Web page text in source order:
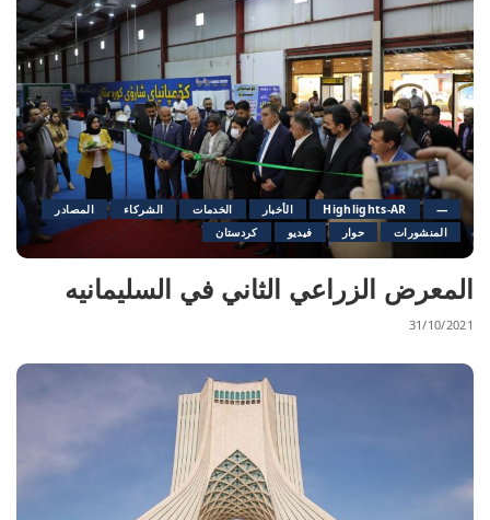
—
Highlights-AR الأخبار الخدمات الشرکاء
المصادر
المنشورات
حوار فيديو کردستان
المعرض الزراعي الثاني في السليمانيه
31/10/2021